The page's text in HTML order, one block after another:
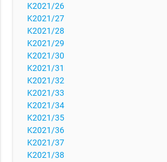
K2021/26
K2021/27
K2021/28
K2021/29
K2021/30
K2021/31
K2021/32
K2021/33
K2021/34
K2021/35
K2021/36
K2021/37
K2021/38